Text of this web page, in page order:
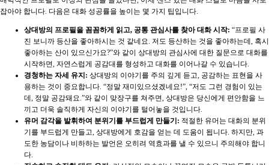
잡아야 합니다. 다음은 대화 성공률을 높이는 몇 가지 팁입니다.
상대방의 프로필을 꼼꼼하게 읽고, 공통 관심사를 찾아 대화 시작: “프로필 사
진 보니까 등산을 좋아하시는 것 같네요. 저도 등산하는 것을 좋아하는데, 혹시
좋아하는 산이 있으신가요?”와 같이 상대방의 관심사에 대한 질문으로 대화를
시작하면, 자연스럽게 공감대를 형성하고 대화를 이어나갈 수 있습니다.
경청하는 자세 유지: 상대방의 이야기를 주의 깊게 듣고, 공감하는 표현을 사
용하는 것이 중요합니다. “정말 재미있으셨겠네요!”, “저도 그런 경험이 있는
데, 정말 공감돼요.”와 같이 맞장구를 쳐주면, 상대방은 당신에게 편안함을 느
끼고 더욱 솔직하게 자신의 이야기를 털어놓을 것입니다.
유머 감각을 발휘하여 분위기를 부드럽게 만들기: 적절한 유머는 대화의 분위
기를 부드럽게 만들고, 상대방에게 호감을 얻는 데 도움이 됩니다. 하지만, 과
도한 농담이나 비하하는 발언은 오히려 역효과를 낼 수 있으니 주의해야 합니
다.